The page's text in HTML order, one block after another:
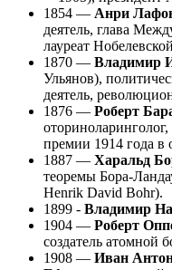
1854 — Анри
деятель, глава
лауреат
1870 — Владимир
Ульянов),
деятель,
1876 — Роберт
премии 1914 года в
1887 — Харальд
теоремы Бора-
Henrik David Bohr).
1899 - Владимир
1904 — Роберт
создатель атомной
1908 — Иван